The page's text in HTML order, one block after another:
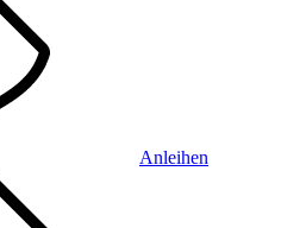
Anleihen